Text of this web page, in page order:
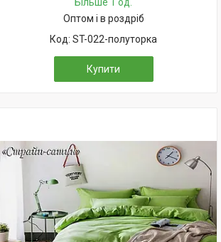
Оптом і в роздріб
ST-022-полуторка
Купити